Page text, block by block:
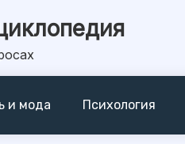
и мода Психология